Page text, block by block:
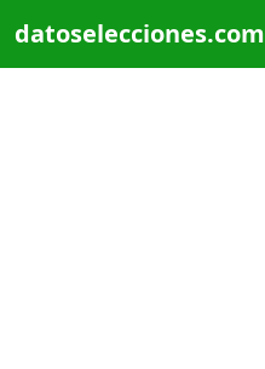
datoselecciones.com